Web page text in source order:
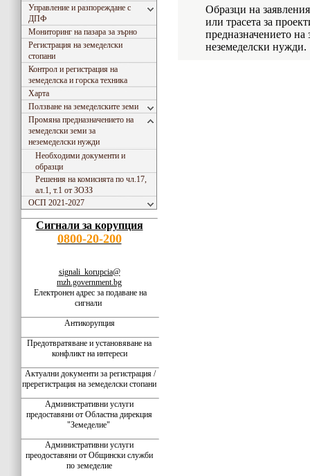
Управление и разпореждане с
ДПФ
Мониторинг на пазара за зърно
Регистрация на земеделски
стопани
Контрол и регистрация на
земеделска и горска техника
Харта
Ползване на земеделските земи
Промяна предназначението на
земеделски земи за
неземеделски нужди
Необходими документи и
образци
Решения на комисията по чл.17,
ал.1, т.1 от ЗОЗЗ
ОСП 2021-2027
Сигнали за корупция
0800-20-200
signali_korupcia@
mzh.government.bg
Електронен адрес за подаване на
сигнали
Антикорупция
Предотвратяване и установяване на
конфликт на интереси
Актуални документи за регистрация /
пререгистрация на земеделски стопани
Административни услуги
предоставяни от Областна дирекция
"Земеделие"
Административни услуги
преодоставяни от Общински служби
по земеделие
Образци на
или трасета за
предназначението на
неземеделски нужди.